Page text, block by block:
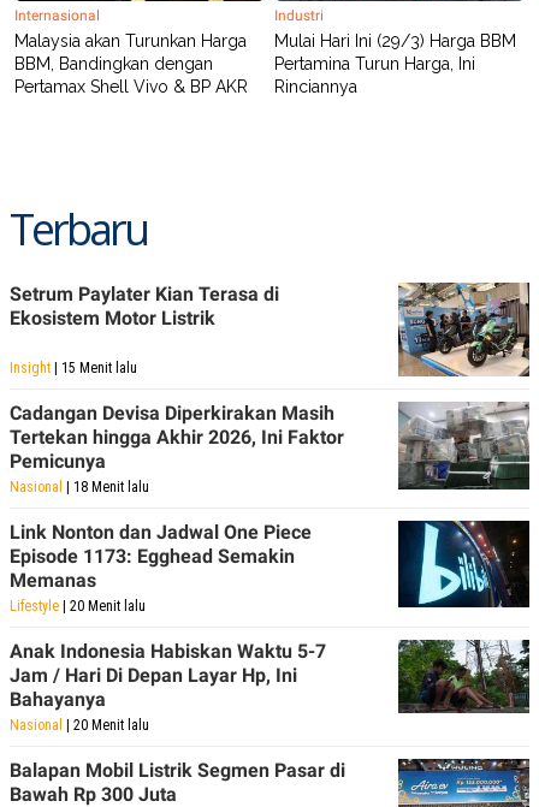
Internasional
Malaysia akan Turunkan Harga
BBM, Bandingkan dengan
Pertamax Shell Vivo & BP AKR
Industri
Mulai Hari Ini (29/3) Harga BBM
Pertamina Turun Harga, Ini
Rinciannya
Terbaru
Setrum Paylater Kian Terasa di
Ekosistem Motor Listrik
Insight | 15 Menit lalu
Cadangan Devisa Diperkirakan Masih
Tertekan hingga Akhir 2026, Ini Faktor
Pemicunya
Nasional | 18 Menit lalu
Link Nonton dan Jadwal One Piece
Episode 1173: Egghead Semakin
Memanas
Lifestyle | 20 Menit lalu
Anak Indonesia Habiskan Waktu 5-7
Jam / Hari Di Depan Layar Hp, Ini
Bahayanya
Nasional | 20 Menit lalu
Balapan Mobil Listrik Segmen Pasar di
Bawah Rp 300 Juta